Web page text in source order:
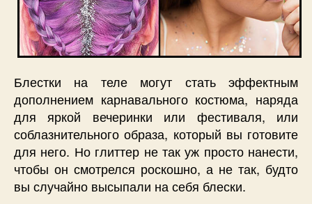
Блестки на теле могут стать эффектным
дополнением карнавального костюма, наряда
для яркой вечеринки или фестиваля, или
соблазнительного образа, который вы готовите
для него. Но глиттер не так уж просто нанести,
чтобы он смотрелся роскошно, а не так, будто
вы случайно высыпали на себя блески.